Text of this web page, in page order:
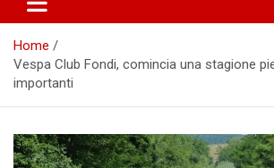
Home
Vespa Club Fondi, comincia una stagione
importanti